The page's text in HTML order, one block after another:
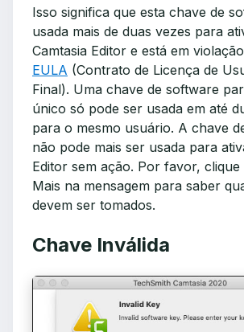
Isso significa que esta chave de
usada mais de duas vezes para
Camtasia Editor e está em
EULA (Contrato de Licença de
Final). Uma chave de software
único só pode ser usada em até
para o mesmo usuário. A chave
não pode mais ser usada para
Editor sem ação. Por favor, clique
Mais na mensagem para saber
devem ser tomados.
Chave Inválida